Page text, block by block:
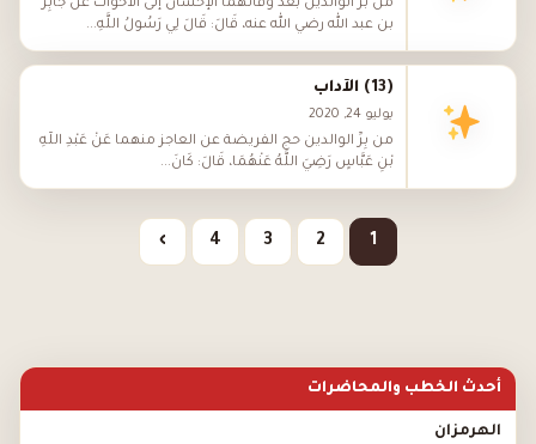
من بر الوالدين بعد وفاتهما الإحسان إلى الأخوات عَنْ جَابِر
بن عبد الله رضي الله عنه، قَالَ: قَالَ لِي رَسُولُ اللَّهِ...
(13) الآداب
يوليو 24, 2020
من بِرِّ الوالدين حج الفريضة عن العاجز منهما عَنْ عَبْدِ اللَّهِ
بْنِ عَبَّاسٍ رَضِيَ اللَّهُ عَنْهُمَا، قَالَ: كَانَ...
1
2
3
4
›
أحدث الخطب والمحاضرات
الهرمزان